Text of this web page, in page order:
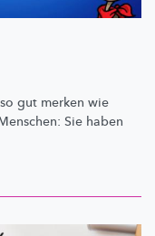
gut merken wie
Sie haben